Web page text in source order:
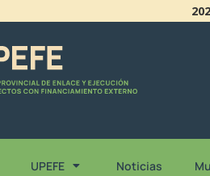
UPEFE Noticias